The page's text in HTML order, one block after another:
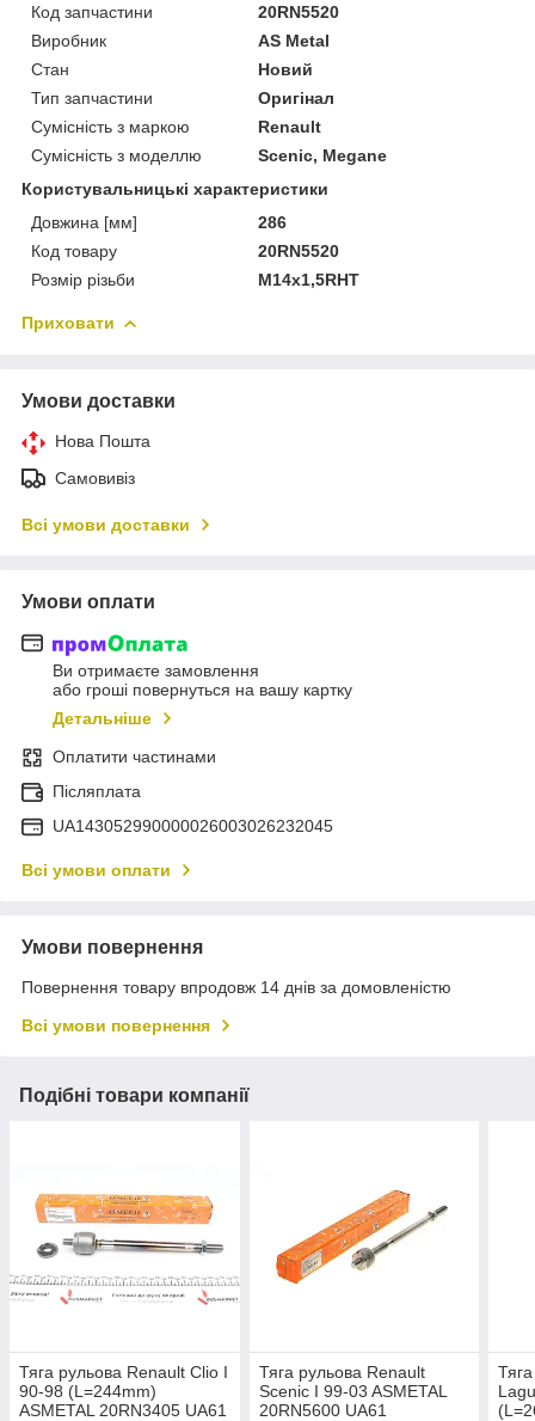
Код запчастини
20RN5520
Виробник
AS Metal
Стан
Новий
Тип запчастини
Оригінал
Сумісність з маркою
Renault
Сумісність з моделлю
Scenic, Megane
Користувальницькі характеристики
Довжина [мм]
286
Код товару
20RN5520
Розмір різьби
M14x1,5RHT
Приховати
Умови доставки
Нова Пошта
Самовивіз
Всі умови доставки
Умови оплати
Ви отримаєте замовлення
або гроші повернуться на вашу картку
Детальніше
Оплатити частинами
Післяплата
UA143052990000026003026232045
Всі умови оплати
Умови повернення
Повернення товару впродовж 14 днів за домовленістю
Всі умови повернення
Подібні товари компанії
Тяга рульова Renault Clio I
90-98 (L=244mm)
ASMETAL 20RN3405 UA61
Тяга рульова Renault
Scenic I 99-03 ASMETAL
20RN5600 UA61